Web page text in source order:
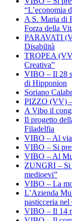
“L’economia
A S. Maria di
Forza della
PARAVATI
Disabilità
TROPEA
Creativa”
VIBO – Il 28
di Hipponion
Soriano
PIZZO (VV) –
A Vibo il
Il progetto
Filadelfia
VIBO – Al via
VIBO – Si
VIBO – Al
ZUNGRI – Si
medioevi”
VIBO – La
L’Azienda
pasticceria
VIBO – Il 14